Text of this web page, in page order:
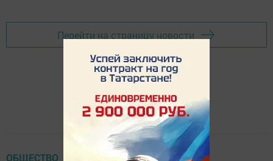
Перейти на страницу новости
ОБЩЕСТВО